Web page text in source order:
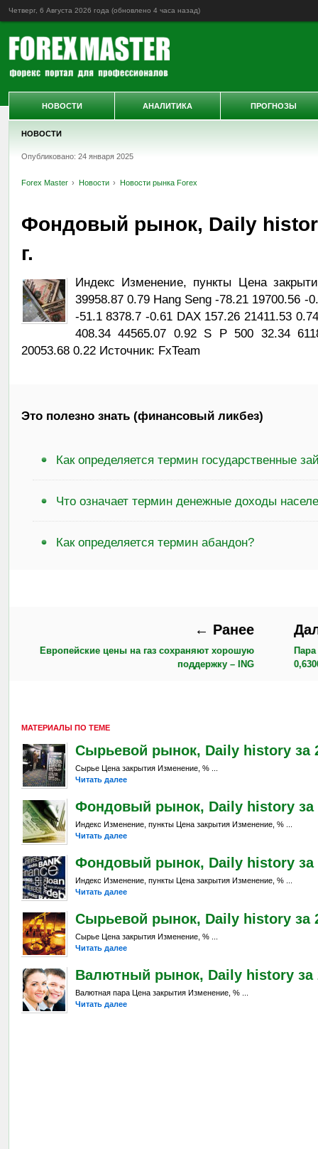
Четверг, 6 Августа 2026 года (обновлено 4 часа назад)
НОВОСТИ
Опубликовано: 24 января 2025
Forex Master Новости Новости рынка Forex
Фондовый рынок, Daily
г.
Индекс Изменение, пункты Цена
39958.87 0.79 Hang Seng -78.21 19700.56 -
-51.1 8378.7 -0.61 DAX 157.26 21411.53
408.34 44565.07 0.92 S P 500 32.34
20053.68 0.22 Источник: FxTeam
Это полезно знать (финансовый ликбез)
Как определяется термин государственные
Что означает термин денежные доходы
Как определяется термин абандон?
← Ранее
Европейские цены на газ сохраняют хорошую
поддержку – ING
МАТЕРИАЛЫ ПО ТЕМЕ
Сырьевой рынок, Daily history за
Сырье Цена закрытия Изменение, % ...
Читать далее
Фондовый рынок, Daily history за
Индекс Изменение, пункты Цена закрытия Изменение, % ...
Читать далее
Фондовый рынок, Daily history за
Индекс Изменение, пункты Цена закрытия Изменение, % ...
Читать далее
Сырьевой рынок, Daily history за
Сырье Цена закрытия Изменение, % ...
Читать далее
Валютный рынок, Daily history за
Валютная пара Цена закрытия Изменение, % ...
Читать далее
НОВОСТИ АНАЛИТИКА ПРОГНОЗЫ